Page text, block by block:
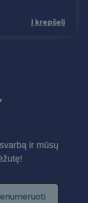
Į krepšelį
ir mūsų